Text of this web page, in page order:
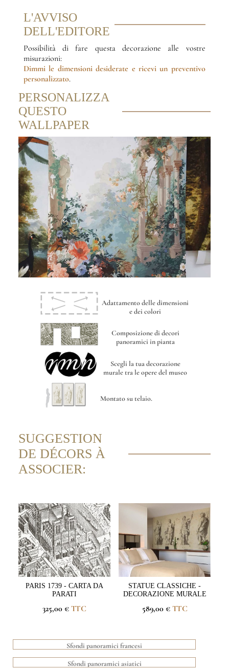
L'AVVISO
DELL'EDITORE
Possibilità di fare questa decorazione alle vostre
misurazioni:
Dimmi le dimensioni desiderate e ricevi un preventivo
personalizzato.
PERSONALIZZA
QUESTO
WALLPAPER
Adattamento delle dimensioni
e dei colori
Composizione di decori
panoramici in pianta
Scegli la tua decorazione
murale tra le opere del museo
Montato su telaio.
SUGGESTION
DE DÉCORS À
ASSOCIER:
PARIS 1739 - CARTA DA
PARATI
325,00 €TTC
STATUE CLASSICHE -
DECORAZIONE MURALE
589,00 €TTC
Sfondi panoramici francesi
Sfondi panoramici asiatici